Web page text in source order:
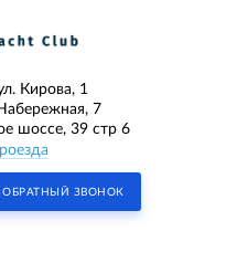
Кирова, 1
7
шоссе, 39 стр 6
ОБРАТНЫЙ ЗВОНОК